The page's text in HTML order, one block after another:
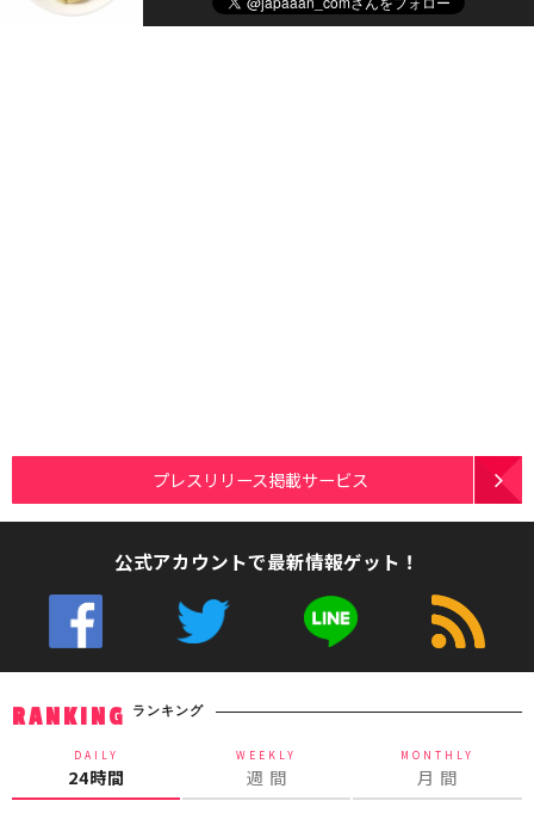
プレスリリース掲載サービス
公式アカウントで最新情報ゲット！
RANKING ランキング
DAILY
24時間
WEEKLY
週 間
MONTHLY
月 間